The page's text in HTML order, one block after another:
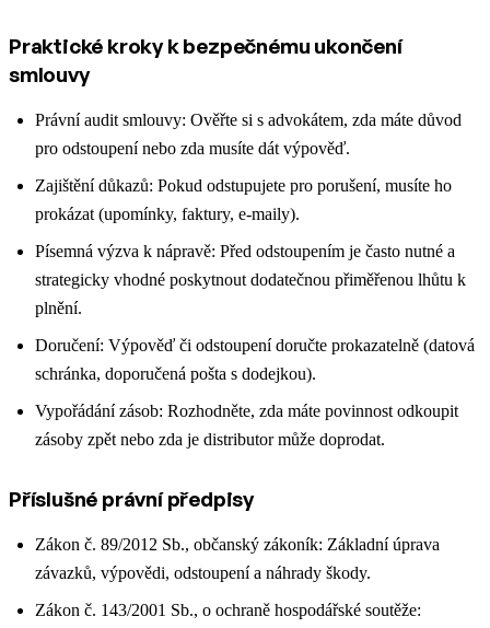
Praktické kroky k bezpečnému ukončení
smlouvy
Právní audit smlouvy: Ověřte si s advokátem, zda máte důvod
pro odstoupení nebo zda musíte dát výpověď.
Zajištění důkazů: Pokud odstupujete pro porušení, musíte ho
prokázat (upomínky, faktury, e-maily).
Písemná výzva k nápravě: Před odstoupením je často nutné a
strategicky vhodné poskytnout dodatečnou přiměřenou lhůtu k
plnění.
Doručení: Výpověď či odstoupení doručte prokazatelně (datová
schránka, doporučená pošta s dodejkou).
Vypořádání zásob: Rozhodněte, zda máte povinnost odkoupit
zásoby zpět nebo zda je distributor může doprodat.
Příslušné právní předpisy
Zákon č. 89/2012 Sb., občanský zákoník: Základní úprava
závazků, výpovědi, odstoupení a náhrady škody.
Zákon č. 143/2001 Sb., o ochraně hospodářské soutěže: